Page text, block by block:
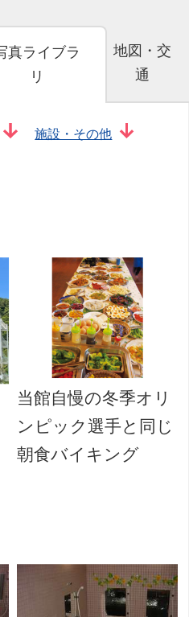
真ライブラ
リ
地図・交
通
施設・その他
当館自慢の冬季オリ
ンピック選手と同じ
朝食バイキング